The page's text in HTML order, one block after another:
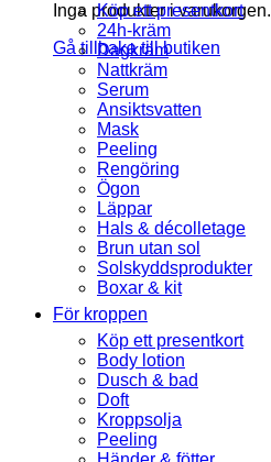
Inga produkter i varukorgen.
Gå tillbaka till butiken
Köp ett presentkort
24h-kräm
Dagkräm
Nattkräm
Serum
Ansiktsvatten
Mask
Peeling
Rengöring
Ögon
Läppar
Hals & décolletage
Brun utan sol
Solskyddsprodukter
Boxar & kit
För kroppen
Köp ett presentkort
Body lotion
Dusch & bad
Doft
Kroppsolja
Peeling